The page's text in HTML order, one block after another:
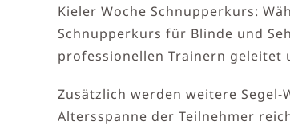
Kieler Woche Schnupperkurs:
Schnupperkurs für Blinde und
professionellen Trainern geleitet
Zusätzlich werden weitere
Altersspanne der Teilnehmer